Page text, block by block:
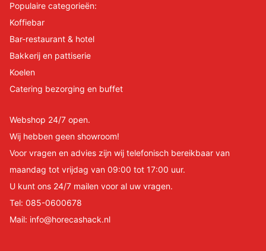
Populaire categorieën:
Koffiebar
Bar-restaurant & hotel
Bakkerij en pattiserie
Koelen
Catering bezorging en buffet
Webshop 24/7 open.
Wij hebben geen showroom!
Voor vragen en advies zijn wij telefonisch bereikbaar van
maandag tot vrijdag van 09:00 tot 17:00 uur.
U kunt ons 24/7 mailen voor al uw vragen.
Tel: 085-0600678
Mail: info@horecashack.nl